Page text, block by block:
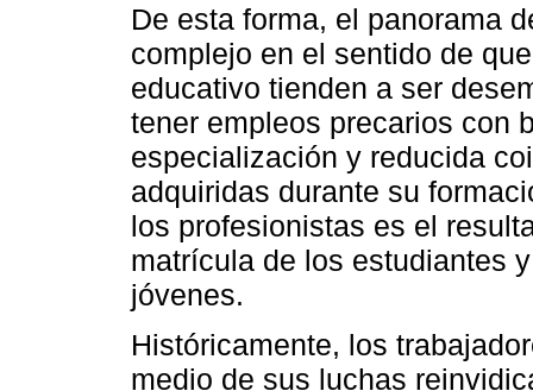
De esta forma, el panorama
complejo en el sentido de
educativo tienden a ser
tener empleos precarios con
especialización y reducida
adquiridas durante su
los profesionistas es el
matrícula de los estudiantes
jóvenes.
Históricamente, los
medio de sus luchas